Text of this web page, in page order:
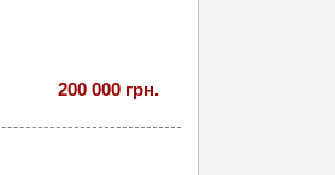
200 000 грн.